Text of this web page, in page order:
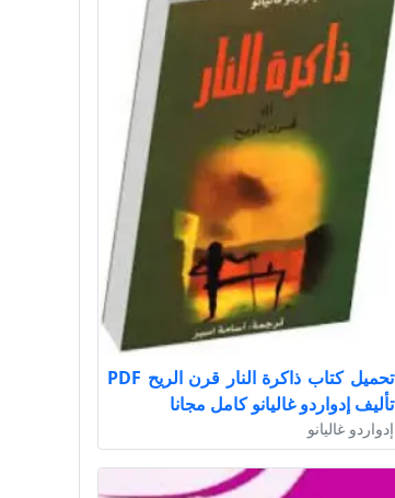
تحميل كتاب ذاكرة النار قرن الريح PDF
تأليف إدواردو غاليانو كامل مجانا
إدواردو غاليانو